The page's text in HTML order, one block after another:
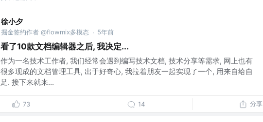
徐小夕
掘金签约作者 @flowmix多模态 · 5年前
看了10款文档编辑器之后, 我决定...
作为一名技术工作者, 我们经常会遇到编写技术文档, 技术分享等需求, 网上也有
很多现成的文档管理工具, 出于好奇心, 我拉着朋友一起实现了一个, 用来自给自
足. 接下来就来...
73 14 分享